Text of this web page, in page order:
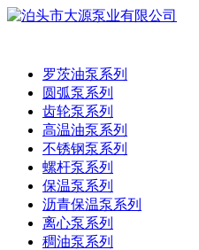
罗茨油泵系列
圆弧泵系列
齿轮泵系列
高温油泵系列
不锈钢泵系列
螺杆泵系列
保温泵系列
沥青保温泵系列
离心泵系列
稠油泵系列